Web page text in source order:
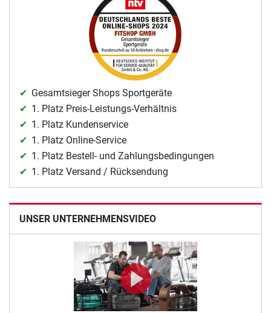
Gesamtsieger Shops Sportgeräte
1. Platz Preis-Leistungs-Verhältnis
1. Platz Kundenservice
1. Platz Online-Service
1. Platz Bestell- und Zahlungsbedingungen
1. Platz Versand / Rücksendung
UNSER UNTERNEHMENSVIDEO